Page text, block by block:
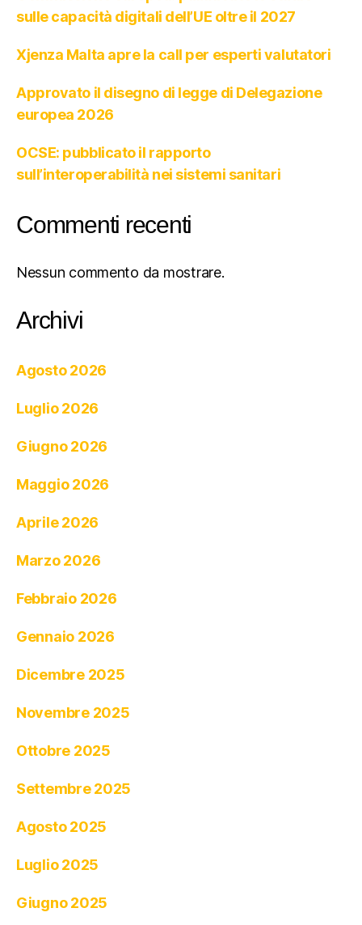
sulle capacità digitali dell’UE oltre il 2027
Xjenza Malta apre la call per esperti valutatori
Approvato il disegno di legge di Delegazione
europea 2026
OCSE: pubblicato il rapporto
sull’interoperabilità nei sistemi sanitari
Commenti recenti
Nessun commento da mostrare.
Archivi
Agosto 2026
Luglio 2026
Giugno 2026
Maggio 2026
Aprile 2026
Marzo 2026
Febbraio 2026
Gennaio 2026
Dicembre 2025
Novembre 2025
Ottobre 2025
Settembre 2025
Agosto 2025
Luglio 2025
Giugno 2025